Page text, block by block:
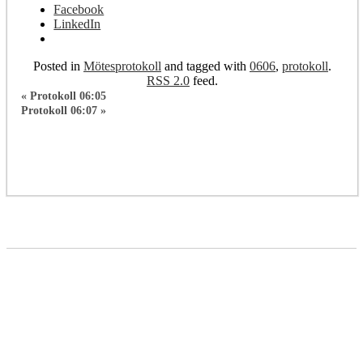
Facebook
LinkedIn
Posted in Mötesprotokoll and tagged with 0606, protokoll.
RSS 2.0feed.
« Protokoll 06:05
Protokoll 06:07 »